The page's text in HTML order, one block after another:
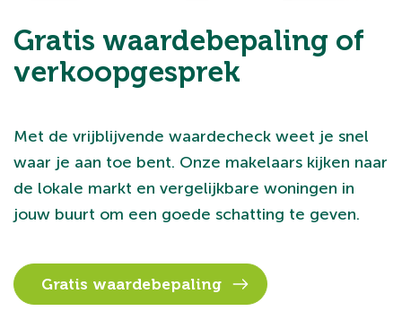
Gratis waardebepaling of
verkoopgesprek
Met de vrijblijvende waardecheck weet je snel
waar je aan toe bent. Onze makelaars kijken naar
de lokale markt en vergelijkbare woningen in
jouw buurt om een goede schatting te geven.
Gratis waardebepaling